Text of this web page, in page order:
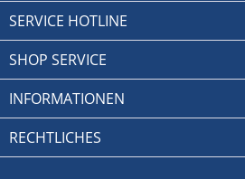
SERVICE HOTLINE
SHOP SERVICE
INFORMATIONEN
RECHTLICHES